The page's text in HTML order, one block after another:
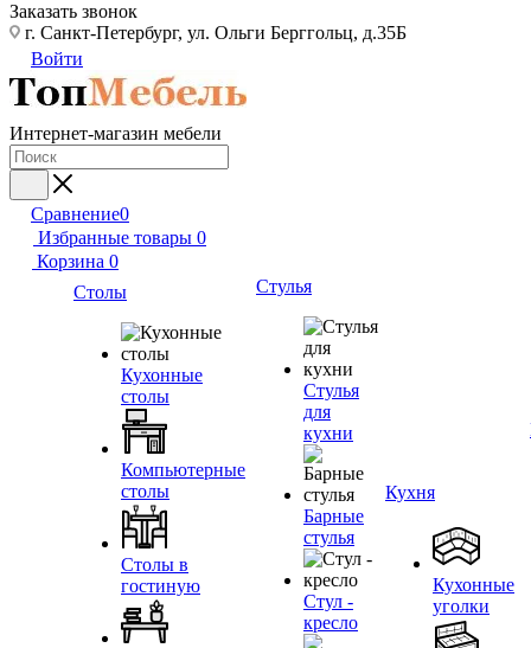
Заказать звонок
г. Санкт-Петербург, ул. Ольги Берггольц, д.35Б
Войти
Интернет-магазин мебели
Сравнение0
Избранные товары 0
Корзина 0
Столы
Кухонные
столы
Компьютерные
столы
Столы в
гостиную
Стулья
Стулья
для
кухни
Барные
стулья
Стул -
кресло
Кухня
Кухонные
уголки